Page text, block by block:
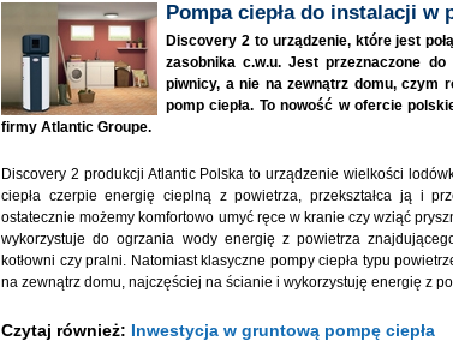
Pompa ciepła do instalacji w
Discovery 2 to urządzenie, które jest
zasobnika c.w.u. Jest przeznaczone
piwnicy, a nie na zewnątrz domu, czym
pomp ciepła. To nowość w ofercie
firmy Atlantic Groupe.
Discovery 2 produkcji Atlantic Polska to urządzenie wielkości
ciepła czerpie energię cieplną z powietrza, przekształca ją i
ostatecznie możemy komfortowo umyć ręce w kranie czy wziąć
wykorzystuje do ogrzania wody energię z powietrza
kotłowni czy pralni. Natomiast klasyczne pompy ciepła typu
na zewnątrz domu, najczęściej na ścianie i wykorzystuję energię z
Czytaj również: Inwestycja w gruntową pompę ciepła